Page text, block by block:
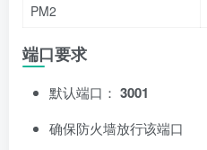
PM2
端口要求
默认端口： 3001
确保防火墙放行该端口